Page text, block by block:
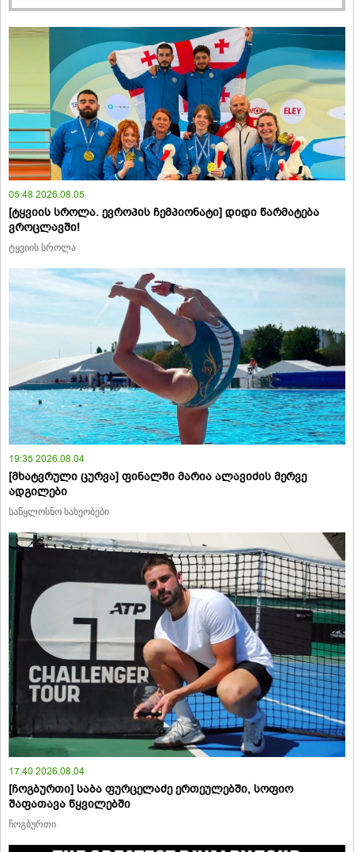
05:48 2026.08.05
[ტყვიის სროლა. ევროპის ჩემპიონატი] დიდი წარმატება
ვროცლავში!
ტყვიის სროლა
19:35 2026.08.04
[მხატვრული ცურვა] ფინალში მარია ალავიძის მერვე
ადგილები
საწყლოსნო სახეობები
17:40 2026.08.04
[ჩოგბურთი] საბა ფურცელაძე ერთეულებში, სოფიო
შაფათავა წყვილებში
ჩოგბურთი